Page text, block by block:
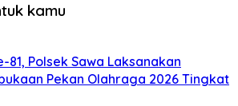
kamu
81, Polsek Sawa Laksanakan
Pekan Olahraga 2026 Tingkat